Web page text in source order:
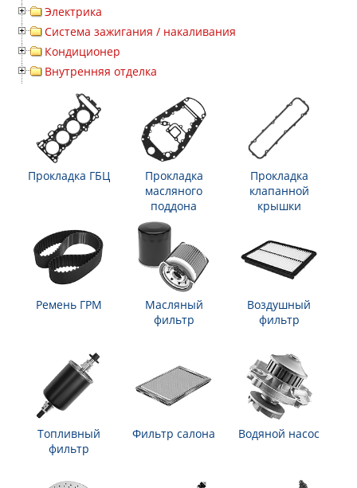
Электрика
Система зажигания / накаливания
Кондиционер
Внутренняя отделка
Прокладка ГБЦ
Прокладка
масляного
поддона
Прокладка
клапанной
крышки
Ремень ГРМ
Масляный
фильтр
Воздушный
фильтр
Топливный
фильтр
Фильтр салона Водяной насос